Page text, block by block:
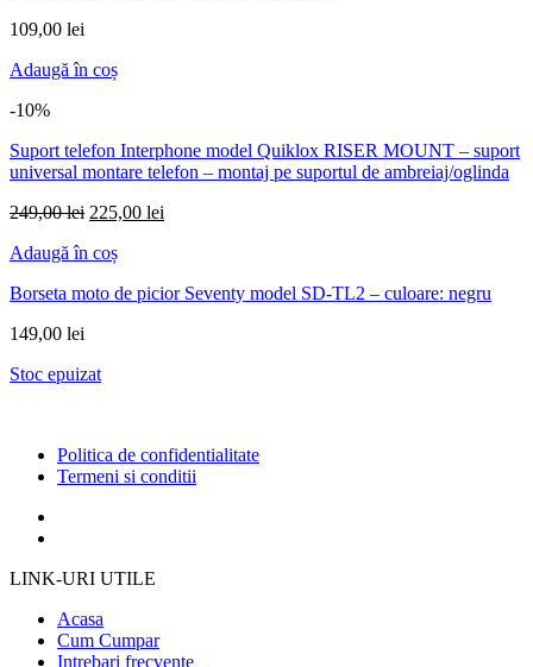
109,00 lei
Adaugă în coș
-10%
Suport telefon Interphone model Quiklox RISER MOUNT – suport
universal montare telefon – montaj pe suportul de ambreiaj/oglinda
249,00lei Prețul
a
249,00 lei.
225,00 lei
Adaugă în coș
Borseta moto de picior Seventy model SD-TL2 – culoare: negru
149,00 lei
Stoc epuizat
Politica de confidentialitate
Termeni si conditii
LINK-URI UTILE
Acasa
Cum Cumpar
Intrebari frecvente